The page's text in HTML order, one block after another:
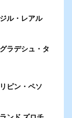
ル・レアル
ラデシュ・タ
ピン・ペソ